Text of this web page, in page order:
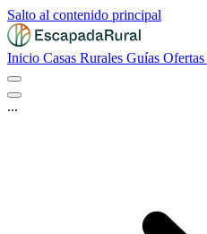
Salto al contenido principal
Inicio Casas Rurales Guías Ofertas
...